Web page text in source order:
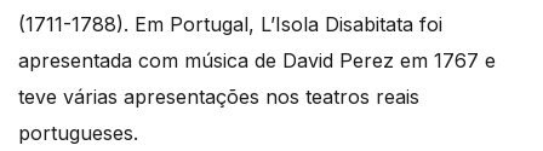
(1711-1788). Em Portugal, L’Isola Disabitata foi
apresentada com música de David Perez em 1767 e
teve várias apresentações nos teatros reais
portugueses.